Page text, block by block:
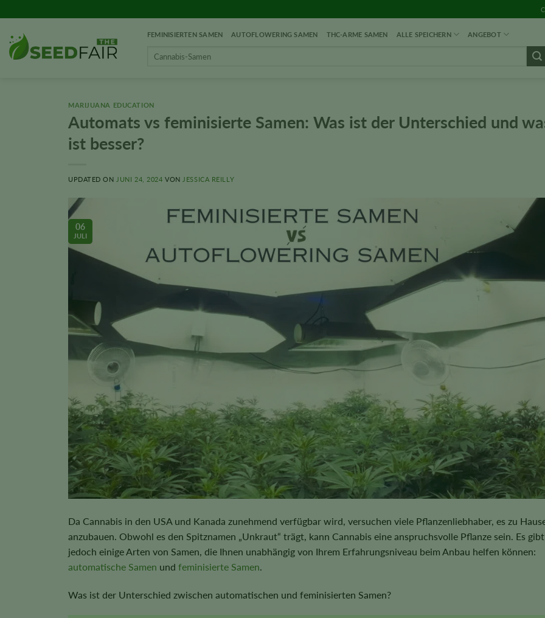
Inhalt
springen
FEMINISIERTEN SAMEN AUTOFLOWERING SAMEN THC-ARME SAMEN ALLE SPEICHERN ANGEBOT
MARIJUANA EDUCATION
Automats vs feminisierte Samen: Was ist der Unterschied und
ist besser?
UPDATED ON JUNI 24, 2024 VON JESSICA REILLY
06
JULI
Da Cannabis in den USA und Kanada zunehmend verfügbar wird, versuchen viele Pflanzenliebhaber, es zu
anzubauen. Obwohl es den Spitznamen „Unkraut“ trägt, kann Cannabis eine anspruchsvolle Pflanze sein. Es gibt
jedoch einige Arten von Samen, die Ihnen unabhängig von Ihrem Erfahrungsniveau beim Anbau helfen können:
automatische Samen und feminisierte Samen.
Was ist der Unterschied zwischen automatischen und feminisierten Samen?